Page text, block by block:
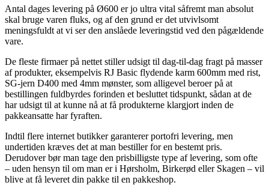
Antal dages levering på Ø600 er jo ultra vital såfremt man absolut
skal bruge varen fluks, og af den grund er det utvivlsomt
meningsfuldt at vi ser den anslåede leveringstid ved den pågældende
vare.
De fleste firmaer på nettet stiller udsigt til dag-til-dag fragt på masser
af produkter, eksempelvis RJ Basic flydende karm 600mm med rist,
SG-jern D400 med 4mm mønster, som alligevel beroer på at
bestillingen fuldbyrdes forinden et besluttet tidspunkt, sådan at de
har udsigt til at kunne nå at få produkterne klargjort inden de
pakkeansatte har fyraften.
Indtil flere internet butikker garanterer portofri levering, men
undertiden kræves det at man bestiller for en bestemt pris.
Derudover bør man tage den prisbilligste type af levering, som ofte
– uden hensyn til om man er i Hørsholm, Birkerød eller Skagen – vil
blive at få leveret din pakke til en pakkeshop.